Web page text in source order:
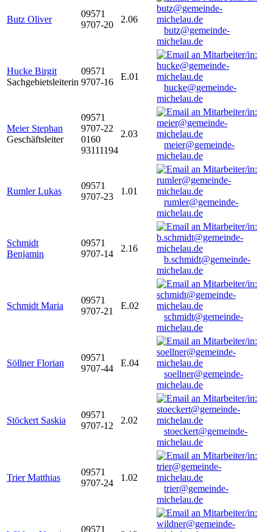
Butz Oliver
09571
9707-20
2.06
butz@gemeinde-
michelau.de
Hucke Birgit
Sachgebietsleiterin
09571
9707-16
E.01
hucke@gemeinde-
michelau.de
Meier Stephan
Geschäftsleiter
09571
9707-22
0160
93111194
2.03
meier@gemeinde-
michelau.de
Rumler Lukas
09571
9707-23
1.01
rumler@gemeinde-
michelau.de
Schmidt
Benjamin
09571
9707-14
2.16
b.schmidt@gemeinde-
michelau.de
Schmidt Maria
09571
9707-21
E.02
schmidt@gemeinde-
michelau.de
Söllner Florian
09571
9707-44
E.04
soellner@gemeinde-
michelau.de
Stöckert Saskia
09571
9707-12
2.02
stoeckert@gemeinde-
michelau.de
Trier Matthias
09571
9707-24
1.02
trier@gemeinde-
michelau.de
09571